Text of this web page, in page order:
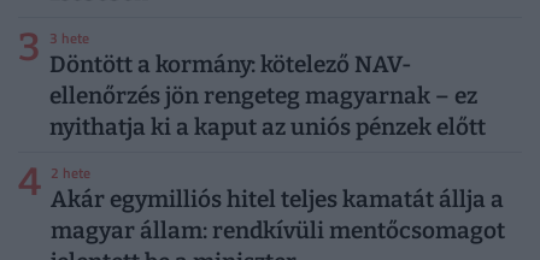
3 3 hete
Döntött a kormány: kötelező NAV-
ellenőrzés jön rengeteg magyarnak – ez
nyithatja ki a kaput az uniós pénzek előtt
4 2 hete
Akár egymilliós hitel teljes kamatát állja a
magyar állam: rendkívüli mentőcsomagot